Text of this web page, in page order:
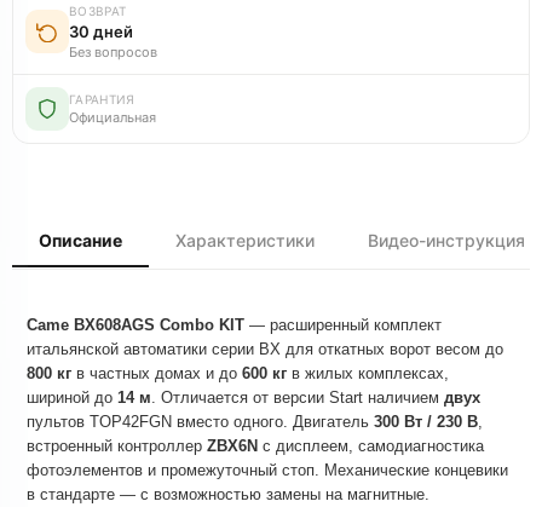
ВОЗВРАТ
30 дней
Без вопросов
ГАРАНТИЯ
Официальная
Описание Характеристики Видео-инструкция
Came BX608AGS Combo KIT — расширенный комплект
итальянской автоматики серии BX для откатных ворот весом до
800 кг в частных домах и до 600 кг в жилых комплексах,
шириной до 14 м . Отличается от версии Start наличием двух
пультов TOP42FGN вместо одного. Двигатель 300 Вт / 230 В
встроенный контроллер ZBX6N с дисплеем, самодиагностика
фотоэлементов и промежуточный стоп. Механические концевики
в стандарте — с возможностью замены на магнитные.